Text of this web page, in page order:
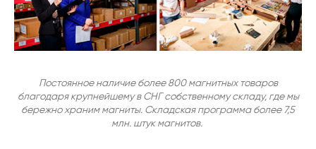
Постоянное наличие более 800 магнитных товаров
благодаря крупнейшему в СНГ собственному складу, где мы
бережно храним магниты. Складская программа более 7,5
млн. штук магнитов.